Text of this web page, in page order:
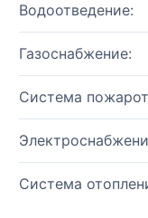
Водоотведение:
Газоснабжение:
Система
Система